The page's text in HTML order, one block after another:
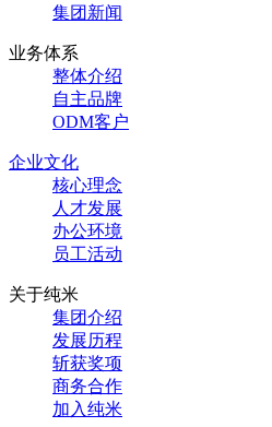
集团新闻
业务体系
整体介绍
自主品牌
ODM客户
企业文化
核心理念
人才发展
办公环境
员工活动
关于纯米
集团介绍
发展历程
斩获奖项
商务合作
加入纯米